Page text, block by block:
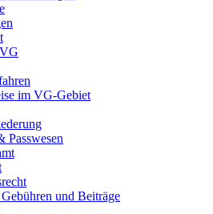
im VG-Gebiet
Passwesen
Gebühren und Beiträge